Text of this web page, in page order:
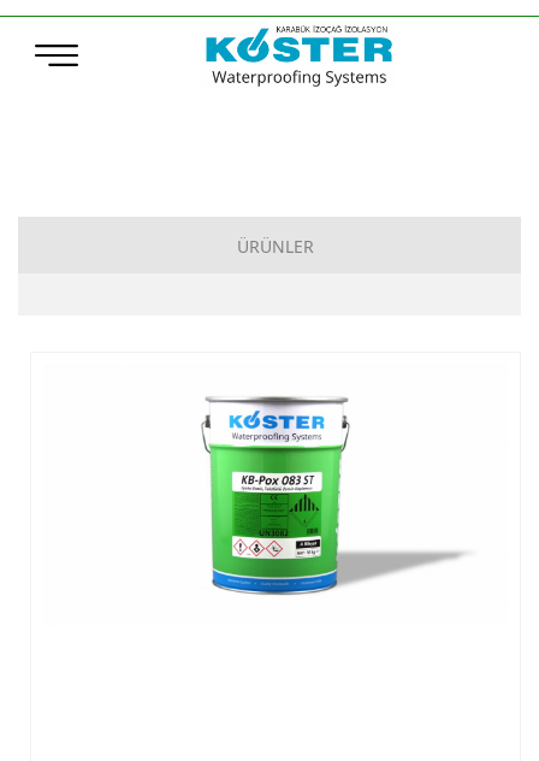
ÜRÜNLER
Poliürea, Poliüretan ve MS-Polymer Su Yalıtımı
Elastomerik Reçine Esaslı Su Yalıtımı
Sentetik Örtüler (TPO – ECB)
Nem ve Rutubet Yalıtımı Ürünleri
Mantolama ve Dış Cephe Isı Yalıtımı Sistemleri